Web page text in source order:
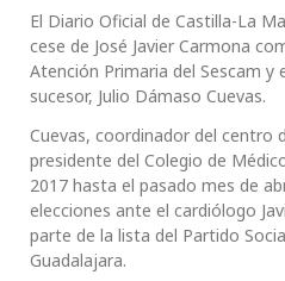
El Diario Oficial de Castilla-La
cese de José Javier Carmona
Atención Primaria del Sescam y
sucesor, Julio Dámaso Cuevas.
Cuevas, coordinador del centro
presidente del Colegio de
2017 hasta el pasado mes de
elecciones ante el cardiólogo
parte de la lista del Partido
Guadalajara.